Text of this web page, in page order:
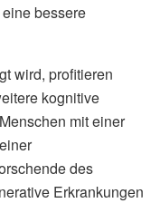
bessere
wird, profitieren
kognitive
mit einer
des
Erkrankungen